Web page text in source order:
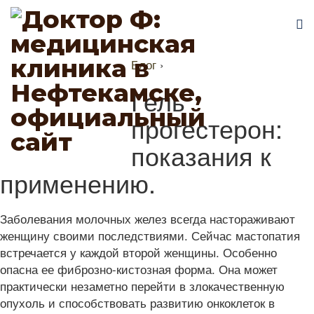
Блог ›
Гель
прогестерон:
показания к
применению.
Заболевания молочных желез всегда настораживают
женщину своими последствиями. Сейчас мастопатия
встречается у каждой второй женщины. Особенно
опасна ее фиброзно-кистозная форма. Она может
практически незаметно перейти в злокачественную
опухоль и способствовать развитию онкоклеток в